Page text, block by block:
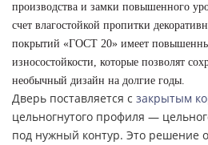
производства и замки повышенного
счет влагостойкой пропитки
покрытий «ГОСТ 20» имеет
износостойкости, которые позволят
необычный дизайн на долгие годы.
Дверь поставляется с закрытым
цельногнутого профиля —
под нужный контур. Это решение